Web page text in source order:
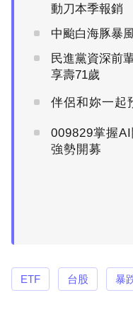
動刀本季報銷
中颱白海豚暴
民進黨資深前
享壽71歲
伴侶和妳一起
009829掌握
強勢開募
ETF 台股 暴